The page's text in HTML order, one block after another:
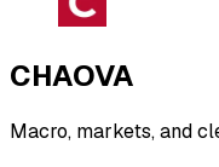
CHAOVA
Macro, markets, and